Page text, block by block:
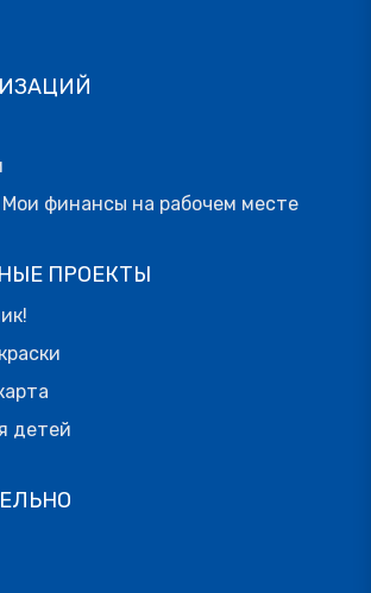
финансы на рабочем месте
ПРОЕКТЫ
детей